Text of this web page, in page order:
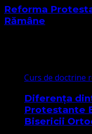
Reforma
Rămâne
Curs de doctrine
Diferența
Protestante
Bisericii